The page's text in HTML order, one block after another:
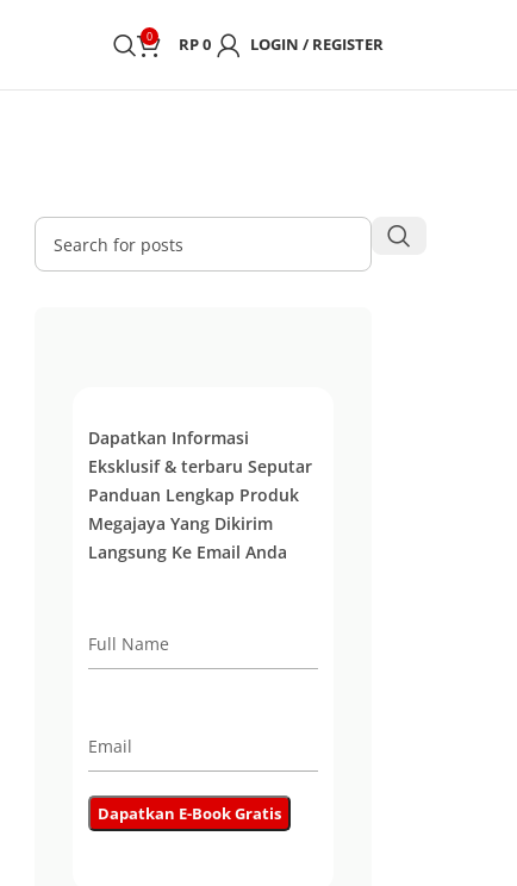
0 RP0 LOGIN / REGISTER
Dapatkan Informasi
Eksklusif & terbaru Seputar
Panduan Lengkap Produk
Megajaya Yang Dikirim
Langsung Ke Email Anda